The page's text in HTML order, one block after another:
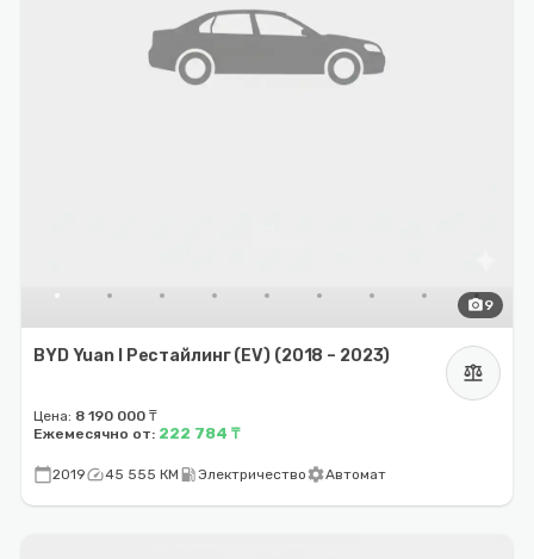
photo_camera9
BYD Yuan I Рестайлинг (EV) (2018 – 2023)
balance
Цена: 8 190 000 ₸
Ежемесячно от: 222 784 ₸
calendar_today2019speed45 555 КМ local_gas_stationЭлектричествоsettingsАвтомат